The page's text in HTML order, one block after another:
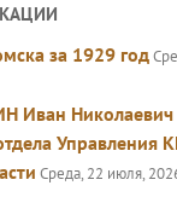
за 1929 год
Иван Николаевич
Управления
Среда, 22 июля,